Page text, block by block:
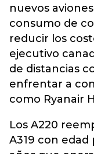
nuevos
consumo de
reducir los
ejecutivo
de distancias
enfrentar a
como Ryanair
Los A220
A319 con edad